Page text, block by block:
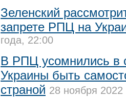
Зеленский
запрете РПЦ на
года, 22:00
В РПЦ усомнились в
Украины быть
страной 28 ноября 2022